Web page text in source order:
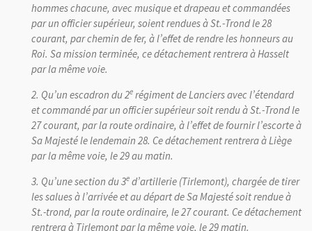
hommes chacune, avec musique et drapeau et commandées
par un officier supérieur, soient rendues à St.-Trond le 28
courant, par chemin de fer, à l’effet de rendre les honneurs au
Roi. Sa mission terminée, ce détachement rentrera à Hasselt
par la même voie.
2. Qu’un escadron du 2e régiment de Lanciers avec l’étendard
et commandé par un officier supérieur soit rendu à St.-Trond le
27 courant, par la route ordinaire, à l’effet de fournir l’escorte à
Sa Majesté le lendemain 28. Ce détachement rentrera à Liège
par la même voie, le 29 au matin.
3. Qu’une section du 3e d’artillerie (Tirlemont), chargée de tirer
les salues à l’arrivée et au départ de Sa Majesté soit rendue à
St.-trond, par la route ordinaire, le 27 courant. Ce détachement
rentrera à Tirlemont par la même voie, le 29 matin.